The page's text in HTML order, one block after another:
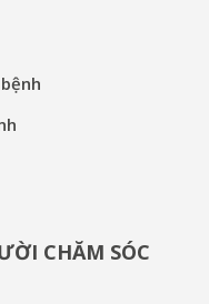
CHĂM SÓC